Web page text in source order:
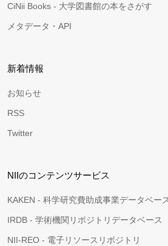
CiNii Books - 大学図書館の本をさがす
メタデータ・API
新着情報
お知らせ
RSS
Twitter
NIIのコンテンツサービス
KAKEN - 科学研究費助成事業データベー
IRDB - 学術機関リポジトリデータベース
NII-REO - 電子リソースリポジトリ